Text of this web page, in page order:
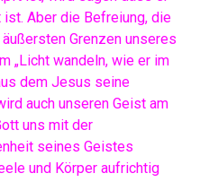
Aber die Befreiung, die
Grenzen unseres
„Licht wandeln, wie er im
dem Jesus seine
auch unseren Geist am
uns mit der
seines Geistes
und Körper aufrichtig